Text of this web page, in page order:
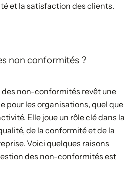
et la satisfaction des clients.
non conformités ?
non-conformités revêt une
pour les organisations, quel que
Elle joue un rôle clé dans la
de la conformité et de la
Voici quelques raisons
des non-conformités est